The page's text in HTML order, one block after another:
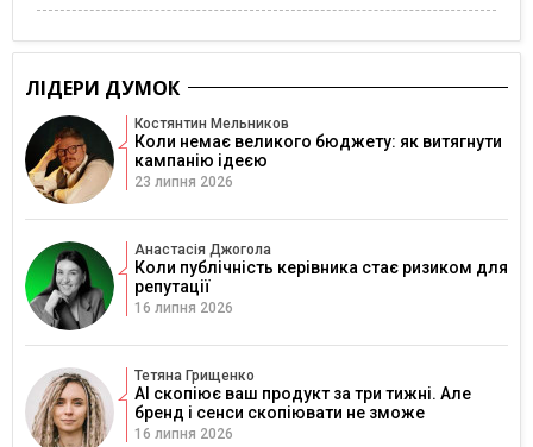
ЛІДЕРИ ДУМОК
Костянтин Мельников
Коли немає великого бюджету: як витягнути
кампанію ідеєю
23 липня 2026
Анастасія Джогола
Коли публічність керівника стає ризиком для
репутації
16 липня 2026
Тетяна Грищенко
AI скопіює ваш продукт за три тижні. Але
бренд і сенси скопіювати не зможе
16 липня 2026